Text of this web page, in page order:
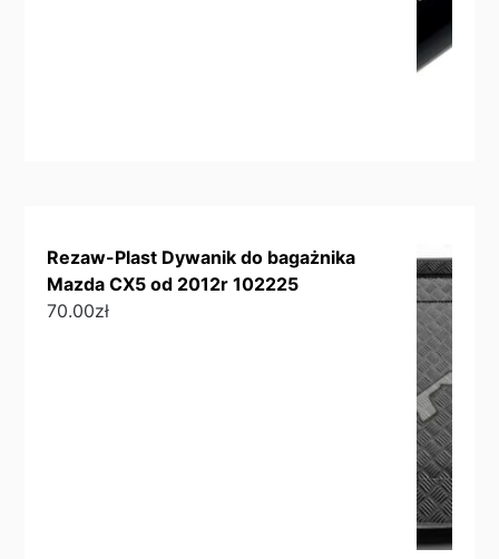
Rezaw-Plast Dywanik do bagażnika
Mazda CX5 od 2012r 102225
70.00zł